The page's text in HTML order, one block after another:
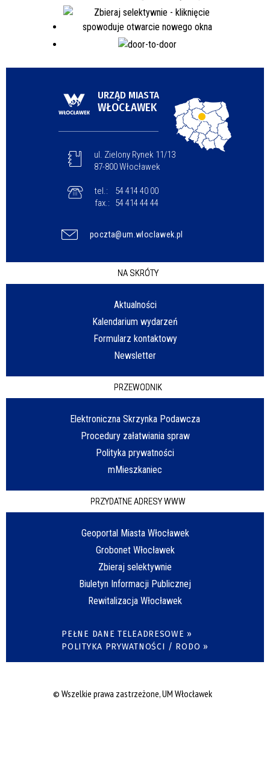
URZĄD MIASTA
WŁOCŁAWEK
ul. Zielony Rynek 11/13
87-800 Włocławek
tel.:
54 414 40 00
fax.:
54 414 44 44
poczta@um.wloclawek.pl
NA SKRÓTY
Aktualności
Kalendarium wydarzeń
Formularz kontaktowy
Newsletter
PRZEWODNIK
Elektroniczna Skrzynka Podawcza
Procedury załatwiania spraw
Polityka prywatności
mMieszkaniec
PRZYDATNE ADRESY WWW
Geoportal Miasta Włocławek
Grobonet Włocławek
Zbieraj selektywnie
Biuletyn Informacji Publicznej
Rewitalizacja Włocławek
PEŁNE DANE TELEADRESOWE »
POLITYKA PRYWATNOŚCI / RODO »
© Wszelkie prawa zastrzeżone, UM Włocławek